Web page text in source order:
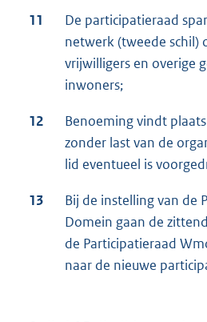
11
De participatieraad
netwerk (tweede schil)
vrijwilligers en overige
inwoners;
12
Benoeming vindt
zonder last van de
lid eventueel is
13
Bij de instelling van de
Domein gaan de
de Participatieraad
naar de nieuwe